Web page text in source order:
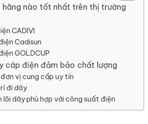
hãng nào tốt nhất trên thị trường
CADIVI
Cadisun
GOLDCUP
cáp điện đảm bảo chất lượng
đơn vị cung cấp uy tín
đi dây
lõi dây phù hợp với công suất điện